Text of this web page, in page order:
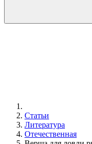
Статьи
Литература
Отечественная